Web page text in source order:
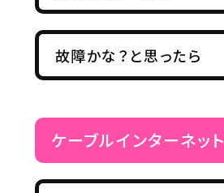
故障かな？と思ったら
ケーブルインターネット